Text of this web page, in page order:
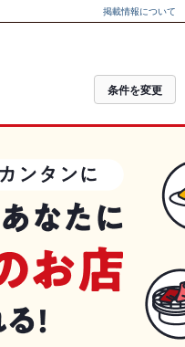
掲載情報について
条件を変更